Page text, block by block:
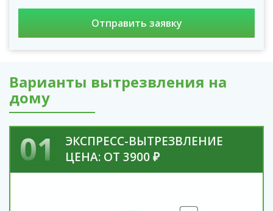
Варианты вытрезвления на
дому
01
ЭКСПРЕСС-ВЫТРЕЗВЛЕНИЕ
ЦЕНА: ОТ 3900 ₽